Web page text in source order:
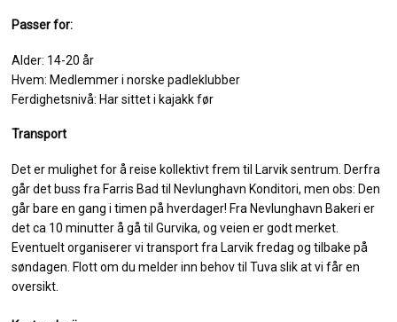
Passer for:
Alder: 14-20 år
Hvem: Medlemmer i norske padleklubber
Ferdighetsnivå: Har sittet i kajakk før
Transport
Det er mulighet for å reise kollektivt frem til Larvik sentrum. Derfra
går det buss fra Farris Bad til Nevlunghavn Konditori, men obs: Den
går bare en gang i timen på hverdager! Fra Nevlunghavn Bakeri er
det ca 10 minutter å gå til Gurvika, og veien er godt merket.
Eventuelt organiserer vi transport fra Larvik fredag og tilbake på
søndagen. Flott om du melder inn behov til Tuva slik at vi får en
oversikt.